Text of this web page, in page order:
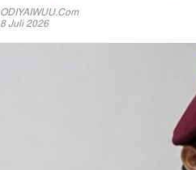
ODIYAIWUU.com
8 Juli 2026